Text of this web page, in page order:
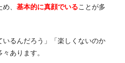
、 基本的に真顔でいることが多
いるんだろう」「楽しくないのか
あります。